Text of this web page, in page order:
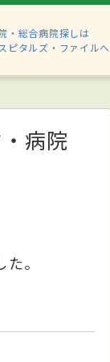
・総合病院探しは
ピタルズ・ファイルへ
病院
。